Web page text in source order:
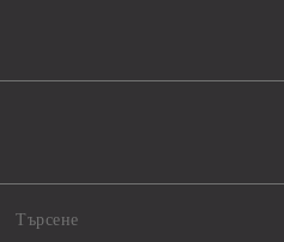
Търсене